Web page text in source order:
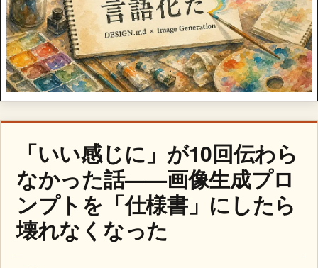
「いい感じに」が10回伝わら
なかった話——画像生成プロ
ンプトを「仕様書」にしたら
壊れなくなった